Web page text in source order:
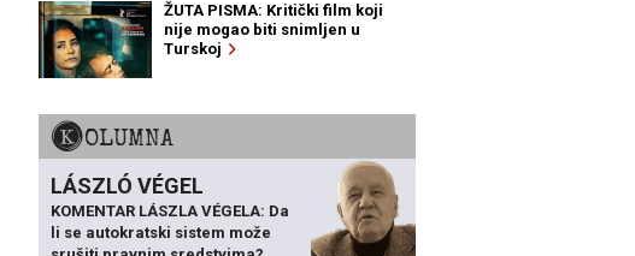
ŽUTA PISMA: Kritički film koji
nije mogao biti snimljen u
Turskoj
KOLUMNA
LÁSZLÓ VÉGEL
KOMENTAR LÁSZLA VÉGELA: Da
li se autokratski sistem može